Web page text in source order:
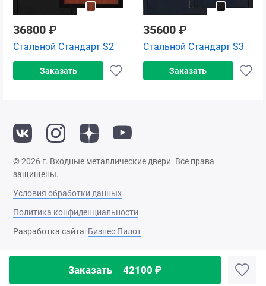
Заказать 42100 ₽
36800 ₽
Стальной Стандарт S2
Заказать
35600 ₽
Стальной Стандарт S3
Заказать
© 2026 г. Входные металлические двери. Все права
защищены.
Условия обработки данных
Политика конфиденциальности
Разработка сайта: Бизнес Пилот